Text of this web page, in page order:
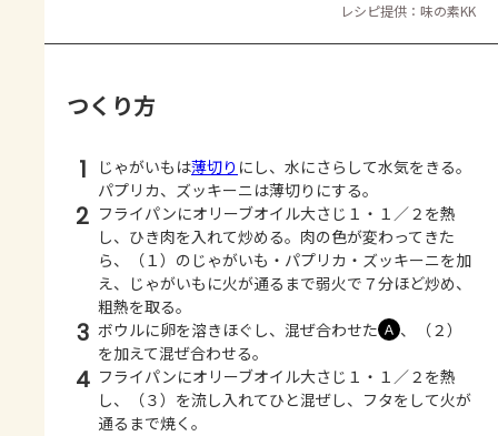
レシピ提供：味の素KK
つくり方
1 じゃがいもは薄切り にし、水にさらして水気をきる。
パプリカ、ズッキーニは薄切りにする。
2 フライパンにオリーブオイル大さじ１・１／２を熱
し、ひき肉を入れて炒める。肉の色が変わってきた
ら、（１）のじゃがいも・パプリカ・ズッキーニを加
え、じゃがいもに火が通るまで弱火で７分ほど炒め、
粗熱を取る。
3 ボウルに卵を溶きほぐし、混ぜ合わせた Ａ 、（２）
を加えて混ぜ合わせる。
4 フライパンにオリーブオイル大さじ１・１／２を熱
し、（３）を流し入れてひと混ぜし、フタをして火が
通るまで焼く。